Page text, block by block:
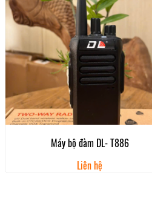
Máy bộ đàm DL- T886
Liên hệ